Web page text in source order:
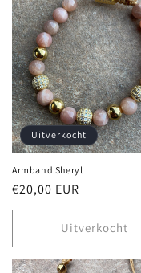
t
i
e
:
Uitverkocht
Armband Sheryl
Normale
prijs
€20,00 EUR
Uitverkocht